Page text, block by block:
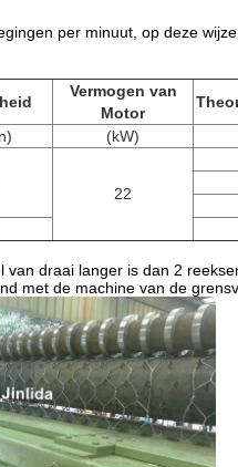
per minuut, op deze
Vermogen van
Motor
(kW)
22
draai langer is dan 2
met de machine van de